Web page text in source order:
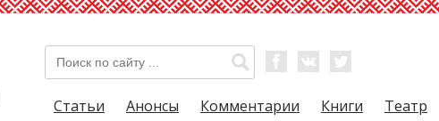
Статьи Анонсы Комментарии Книги Театр